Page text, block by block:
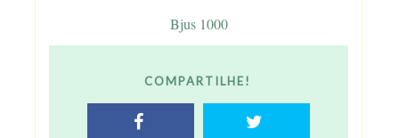
Bjus 1000
COMPARTILHE!